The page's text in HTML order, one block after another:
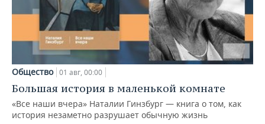
Общество 01 авг, 00:00
Большая история в маленькой комнате
«Все наши вчера» Наталии Гинзбург — книга о том, как
история незаметно разрушает обычную жизнь